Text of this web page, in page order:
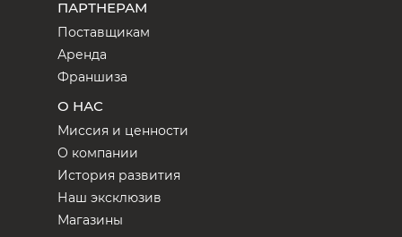
ПАРТНЕРАМ
Поставщикам
Аренда
Франшиза
О НАС
Миссия и ценности
О компании
История развития
Наш эксклюзив
Магазины